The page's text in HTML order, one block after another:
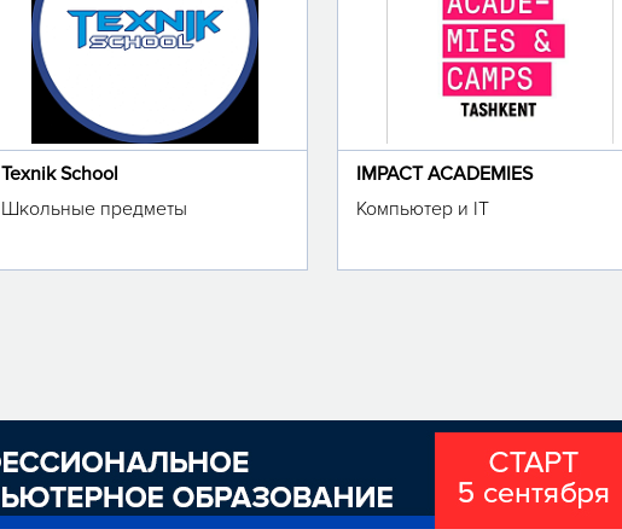
Texnik School
Школьные предметы
IMPACT ACADEMIES
Компьютер и IT